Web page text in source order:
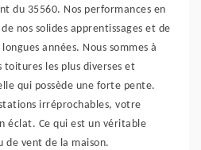
du 35560. Nos performances en
nos solides apprentissages et de
années. Nous sommes à
les plus diverses et
qui possède une forte pente.
irréprochables, votre
éclat. Ce qui est un véritable
de vent de la maison.